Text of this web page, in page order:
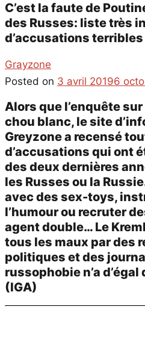
C’est la faute de
des Russes: liste très
d’accusations terribles
Grayzone
Posted on 3 avril 20196
Alors que l’enquête
chou blanc, le site
Greyzone a recensé
d’accusations qui ont
des deux dernières
les Russes ou la
avec des sex-toys,
l’humour ou recruter
agent double… Le
tous les maux par des
politiques et des
russophobie n’a
(IGA)